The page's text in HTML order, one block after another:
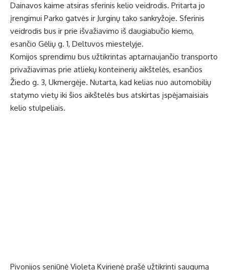
Dainavos kaime atsiras sferinis kelio veidrodis. Pritarta jo
įrengimui Parko gatvės ir Jurginų tako sankryžoje. Sferinis
veidrodis bus ir prie išvažiavimo iš daugiabučio kiemo,
esančio Gėlių g. 1, Deltuvos miestelyje.
Komijos sprendimu bus užtikrintas aptarnaujančio transporto
privažiavimas prie atliekų konteinerių aikštelės, esančios
Žiedo g. 3, Ukmergėje. Nutarta, kad kelias nuo automobilių
statymo vietų iki šios aikštelės bus atskirtas įspėjamaisiais
kelio stulpeliais.
Pivonijos seniūnė Violeta Kvirienė prašė užtikrinti saugumą